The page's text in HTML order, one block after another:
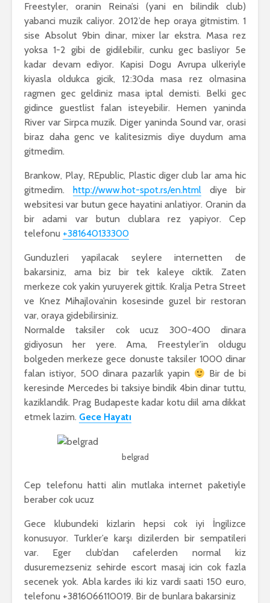
Freestyler, oranin Reina’si (yani en bilindik club)
yabanci muzik caliyor. 2012’de hep oraya gitmistim. 1
sise Absolut 9bin dinar, mixer lar ekstra. Masa rez
yoksa 1-2 gibi de gidilebilir, cunku gec basliyor 5e
kadar devam ediyor. Kapisi Dogu Avrupa ulkeriyle
kiyasla oldukca gicik, 12:30da masa rez olmasina
ragmen gec geldiniz masa iptal demisti. Belki gec
gidince guestlist falan isteyebilir. Hemen yaninda
River var Sirpca muzik. Diger yaninda Sound var, orasi
biraz daha genc ve kalitesizmis diye duydum ama
gitmedim.
Brankow, Play, REpublic, Plastic diger club lar ama hic
gitmedim. http://www.hot-spot.rs/en.html diye bir
websitesi var butun gece hayatini anlatiyor. Oranin da
bir adami var butun clublara rez yapiyor. Cep
telefonu +381640133300
Gunduzleri yapilacak seylere internetten de
bakarsiniz, ama biz bir tek kaleye ciktik. Zaten
merkeze cok yakin yuruyerek gittik. Kralja Petra Street
ve Knez Mihajlova’nin kosesinde guzel bir restoran
var, oraya gidebilirsiniz.
Normalde taksiler cok ucuz 300-400 dinara
gidiyosun her yere. Ama, Freestyler’in oldugu
bolgeden merkeze gece donuste taksiler 1000 dinar
falan istiyor, 500 dinara pazarlik yapin
Bir de bi
keresinde Mercedes bi taksiye bindik 4bin dinar tuttu,
kaziklandik. Prag Budapeste kadar kotu diil ama dikkat
etmek lazim. Gece Hayatı
belgrad
Cep telefonu hatti alin mutlaka internet paketiyle
beraber cok ucuz
Gece klubundeki kizlarin hepsi cok iyi İngilizce
konusuyor. Turkler’e karşı dizilerden bir sempatileri
var. Eger club’dan cafelerden normal kiz
dusuremezseniz sehirde escort masaj icin cok fazla
secenek yok. Abla kardes iki kiz vardi saati 150 euro,
telefonu +3816066110019. Bir de bunlara bakarsiniz